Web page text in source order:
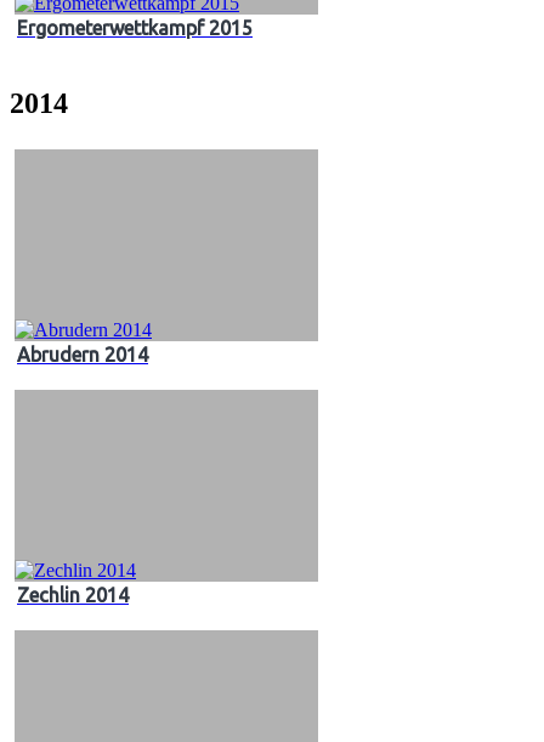
Ergometerwettkampf 2015
2014
Abrudern 2014
Zechlin 2014